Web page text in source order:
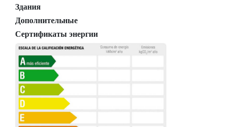
Здания
Дополнительные
Сертификаты энергии